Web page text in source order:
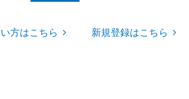
方はこちら 新規登録はこちら